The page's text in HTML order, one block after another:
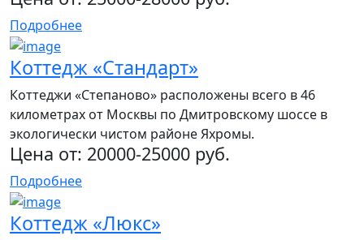
Подробнее
Коттедж «Стандарт»
Коттеджи «Степаново» расположены всего в 46
километрах от Москвы по Дмитровскому шоссе в
экологически чистом районе Яхромы.
Цена от: 20000-25000 руб.
Подробнее
Коттедж «Люкс»